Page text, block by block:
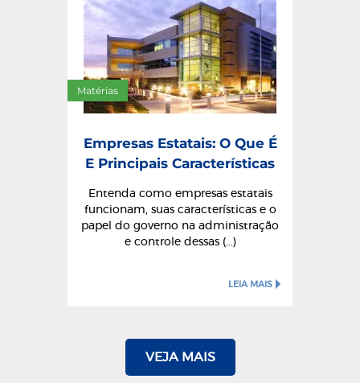
Matérias
Empresas Estatais: O Que É
E Principais Características
Entenda como empresas estatais
funcionam, suas características e o
papel do governo na administração
e controle dessas (...)
LEIA MAIS
VEJA MAIS